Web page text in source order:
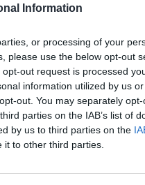
Information
or processing of your
please use the below opt-out
out request is processed
information utilized by us
out. You may separately
parties on the IAB’s list of
by us to third parties on the
to other third parties.
al inicio del
en la
Por su cuenta y
a Andorradel que
evadir el dinero
acusados los altos
. También se
de Rajoy.Se les
d'Andorra (BPA)
catalanes.